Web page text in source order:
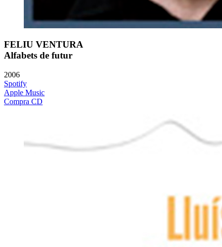
FELIU VENTURA
Alfabets de futur
2006
Spotify
Apple Music
Compra CD